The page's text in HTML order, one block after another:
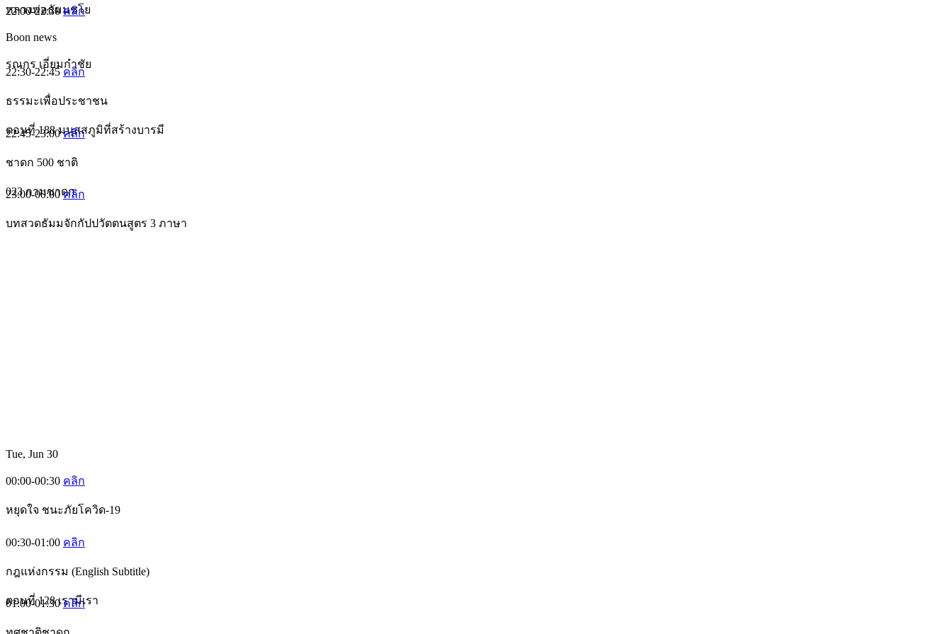
หลวงพ่อธัมมชโย
22:00-22:30คลิก
Boon news
รณกร เอี่ยมกำชัย
22:30-22:45คลิก
ธรรมะเพื่อประชาชน
ตอนที่ 188 มนุสสภูมิที่สร้างบารมี
22:45-23:00คลิก
ชาดก 500 ชาติ
023 กามชาดก
23:00-00:00คลิก
บทสวดธัมมจักกัปปวัตตนสูตร 3 ภาษา
Tue, Jun 30
00:00-00:30 คลิก
หยุดใจ ชนะภัยโควิด-19
00:30-01:00 คลิก
กฎแห่งกรรม (English Subtitle)
ตอนที่ 128 เรามีเรา
01:00-01:30คลิก